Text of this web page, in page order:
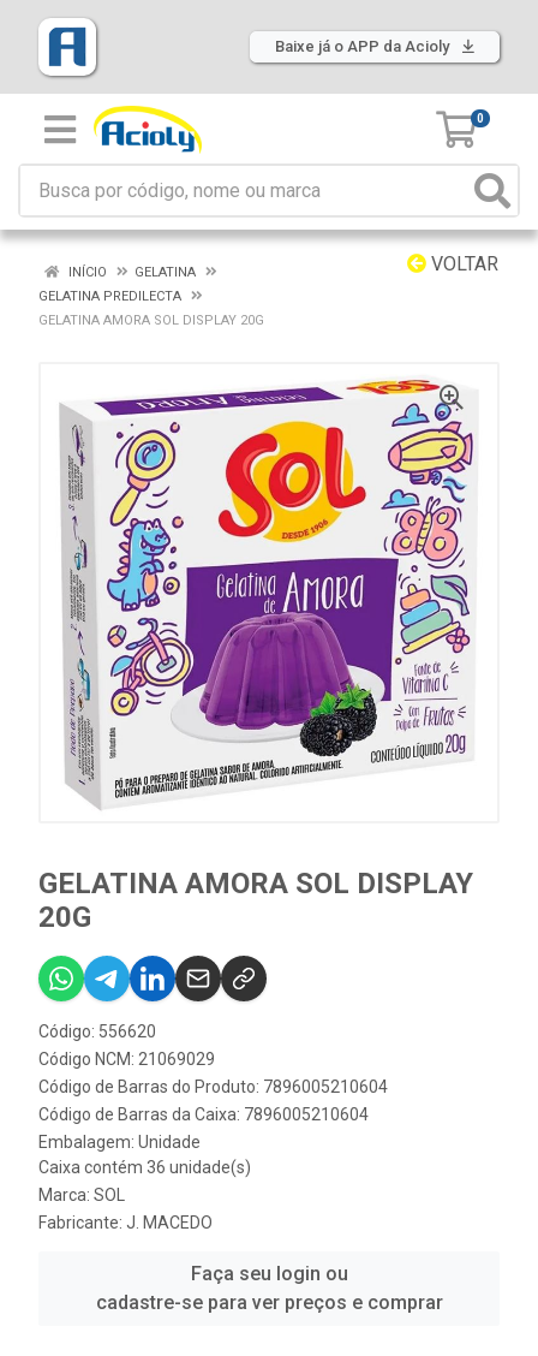
Baixe já o APP da Acioly
0
VOLTAR
INÍCIO
GELATINA
GELATINA PREDILECTA
GELATINA AMORA SOL DISPLAY 20G
GELATINA AMORA SOL DISPLAY
20G
Código: 556620
Código NCM: 21069029
Código de Barras do Produto: 7896005210604
Código de Barras da Caixa: 7896005210604
Embalagem: Unidade
Caixa contém 36 unidade(s)
Marca: SOL
Fabricante: J. MACEDO
Faça seu login ou
cadastre-se para ver preços e comprar